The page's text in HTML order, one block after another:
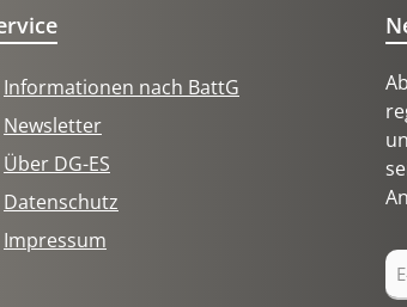
Informationen nach BattG
Newsletter
Über DG-ES
Datenschutz
Impressum
E-